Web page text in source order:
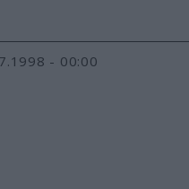
- 00:00